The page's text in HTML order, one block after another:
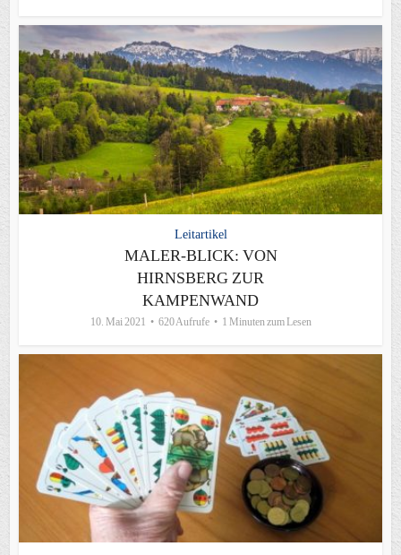
Leitartikel
MALER-BLICK: VON
HIRNSBERG ZUR
KAMPENWAND
10. Mai 2021 620 Aufrufe 1 Minuten zum Lesen